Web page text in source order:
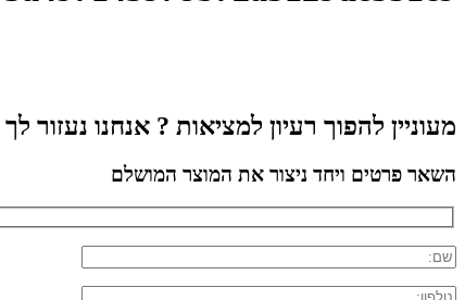
מעוניין להפוך רעיון למציאות ? אנחנו נעזור לך
השאר פרטים ויחד ניצור את המוצר המושלם